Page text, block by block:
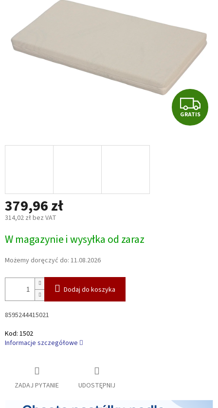
gwiazdek.
G
R
GRATIS
379,96 zł
314,02 zł bez VAT
jednostkowa:
W magazynie i wysyłka od zaraz
Możemy doręczyć do: 11.08.2026
Dodaj do koszyka
8595244415021
Kod: 1502
Informacje szczegółowe
ZADAJ PYTANIE UDOSTĘPNIJ